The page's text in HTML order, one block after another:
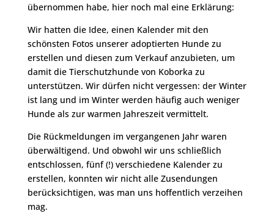
übernommen habe, hier noch mal eine Erklärung:
Wir hatten die Idee, einen Kalender mit den
schönsten Fotos unserer adoptierten Hunde zu
erstellen und diesen zum Verkauf anzubieten, um
damit die Tierschutzhunde von Koborka zu
unterstützen. Wir dürfen nicht vergessen: der Winter
ist lang und im Winter werden häufig auch weniger
Hunde als zur warmen Jahreszeit vermittelt.
Die Rückmeldungen im vergangenen Jahr waren
überwältigend. Und obwohl wir uns schließlich
entschlossen, fünf (!) verschiedene Kalender zu
erstellen, konnten wir nicht alle Zusendungen
berücksichtigen, was man uns hoffentlich verzeihen
mag.